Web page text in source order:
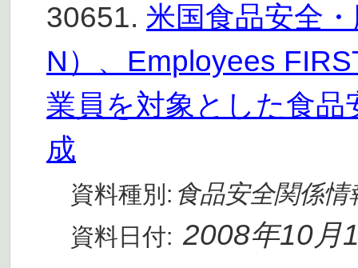
30651. 米国食品安全
N）、Employees
業員を対象とした食
成
資料種別: 食品安全関係情
資料日付: 2008年10月